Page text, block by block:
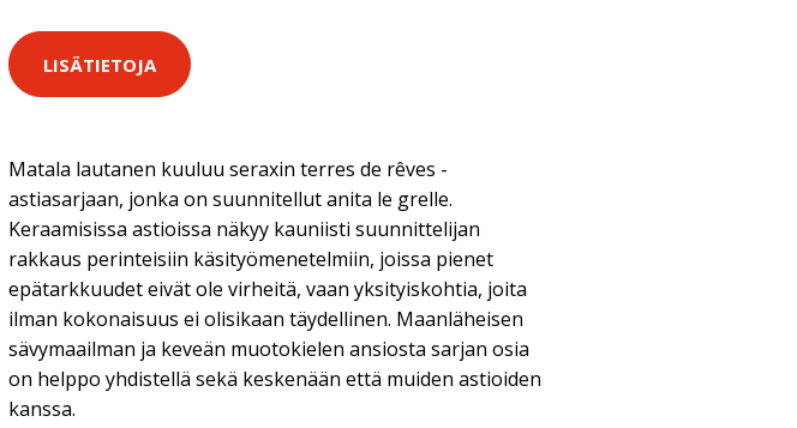
LISÄTIETOJA
Matala lautanen kuuluu seraxin terres de rêves -
astiasarjaan, jonka on suunnitellut anita le grelle.
Keraamisissa astioissa näkyy kauniisti suunnittelijan
rakkaus perinteisiin käsityömenetelmiin, joissa pienet
epätarkkuudet eivät ole virheitä, vaan yksityiskohtia, joita
ilman kokonaisuus ei olisikaan täydellinen. Maanläheisen
sävymaailman ja keveän muotokielen ansiosta sarjan osia
on helppo yhdistellä sekä keskenään että muiden astioiden
kanssa.